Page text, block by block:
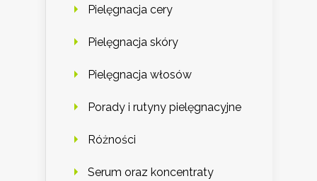
Pielęgnacja cery
Pielęgnacja skóry
Pielęgnacja włosów
Porady i rutyny pielęgnacyjne
Różności
Serum oraz koncentraty